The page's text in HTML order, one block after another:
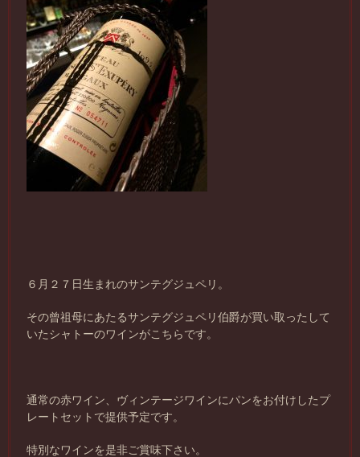
６月２７日生まれのサンテグジュペリ。
その曾祖母にあたるサンテグジュペリ伯爵が買い取ったして
いたシャトーのワインがこちらです。
通常の赤ワイン、ヴィンテージワインにパンをお付けしたプ
レートセットで提供予定です。
特別なワインを是非ご賞味下さい。